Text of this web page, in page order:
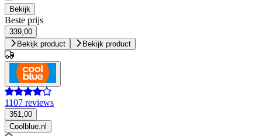
Bekijk
Beste prijs
339,00
Bekijk product
Bekijk product
1107 reviews
351,00
Coolblue.nl